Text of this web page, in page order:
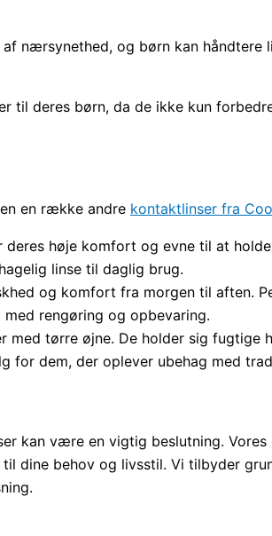
nærsynethed, og børn kan håndtere
deres børn, da de ikke kun
en række andre kontaktlinser fra
deres høje komfort og evne til at
linse til daglig brug.
og komfort fra morgen til aften.
rengøring og opbevaring.
med tørre øjne. De holder sig fugtige
dem, der oplever ubehag med
kan være en vigtig beslutning.
dine behov og livsstil. Vi tilbyder